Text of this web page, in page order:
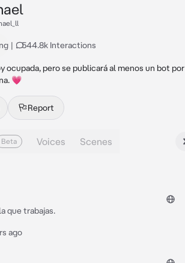
| 544.8k Interactions
ocupada, pero se publicará al menos un bot por
💗
Report
Beta Voices Scenes
que trabajas.
ago